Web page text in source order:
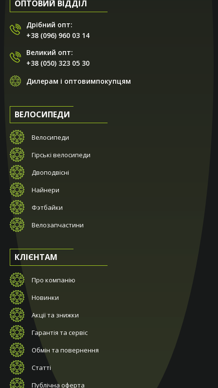
ОПТОВИЙ ВІДДІЛ
Дрібний опт:
+38 (096) 960 03 14
Великий опт:
+38 (050) 323 05 30
Дилерам і оптовимпокупцям
ВЕЛОСИПЕДИ
Велосипеди
Гірські велосипеди
Двоподвісні
Найнери
Фэтбайки
Велозапчастини
КЛІЄНТАМ
Про компанію
Новинки
Акції та знижки
Гарантія та сервіс
Обмін та повернення
Статті
Публічна оферта